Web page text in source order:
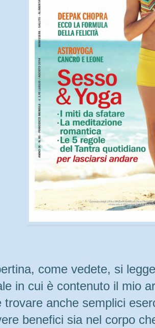
come vedete, si
in cui è contenuto il mio
trovare anche semplici
benefici sia nel corpo